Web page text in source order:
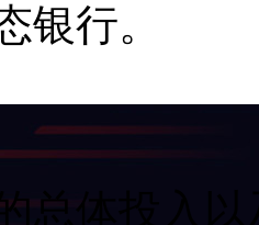
银行。
总体投入